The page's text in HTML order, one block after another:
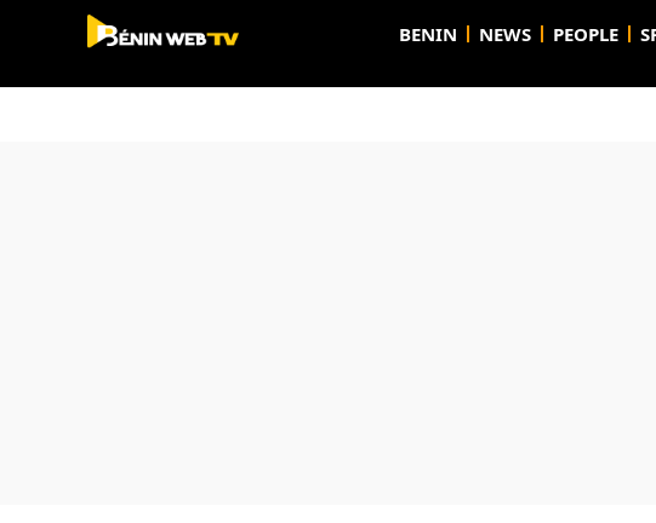
BENIN NEWS PEOPLE